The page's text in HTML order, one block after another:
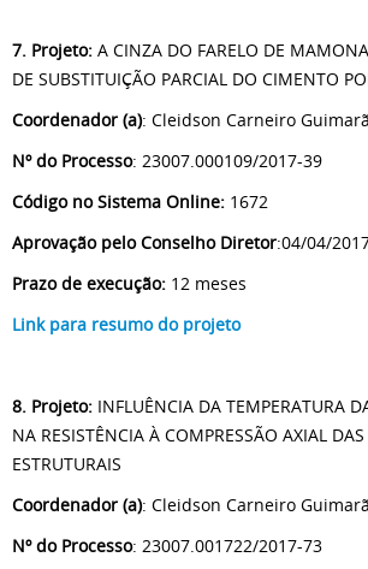
7. Projeto: A CINZA DO FARELO DE
DE SUBSTITUIÇÃO PARCIAL DO CIMENTO
Coordenador (a): Cleidson Carneiro
Nº do Processo: 23007.000109/2017-39
Código no Sistema Online: 1672
Aprovação pelo Conselho Diretor:04/04/
Prazo de execução: 12 meses
Link para resumo do projeto
8. Projeto: INFLUÊNCIA DA TEMPERATURA
NA RESISTÊNCIA À COMPRESSÃO AXIAL
ESTRUTURAIS
Coordenador (a): Cleidson Carneiro
Nº do Processo: 23007.001722/2017-73